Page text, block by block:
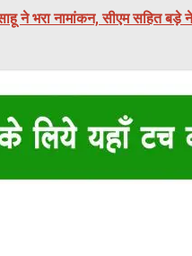
ने भरा नामांकन, सीएम सहित बड़े